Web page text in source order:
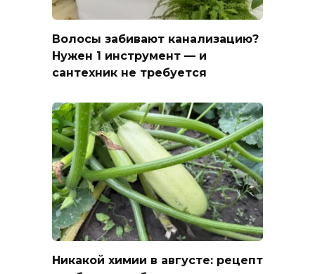
Волосы забивают канализацию?
Нужен 1 инструмент — и
сантехник не требуется
Никакой химии в августе: рецепт